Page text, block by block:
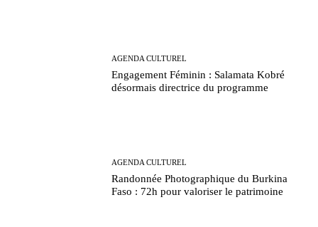
AGENDA CULTUREL
Engagement Féminin : Salamata Kobré
désormais directrice du programme
AGENDA CULTUREL
Randonnée Photographique du Burkina
Faso : 72h pour valoriser le patrimoine